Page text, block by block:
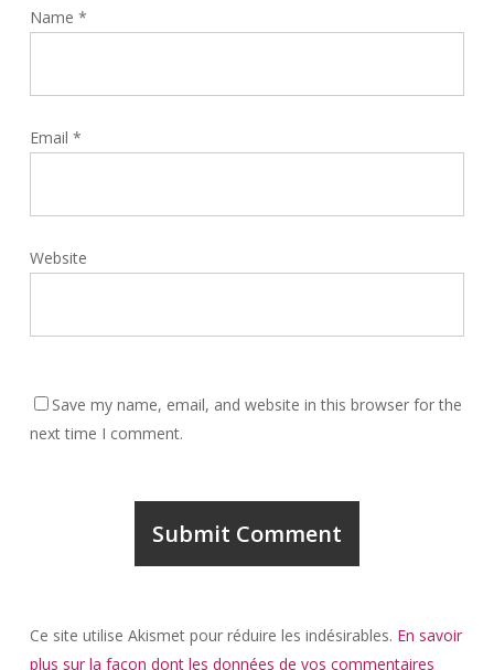
Name *
Email *
Website
Save my name, email, and website in this browser for the
next time I comment.
Ce site utilise Akismet pour réduire les indésirables. En savoir
plus sur la façon dont les données de vos commentaires